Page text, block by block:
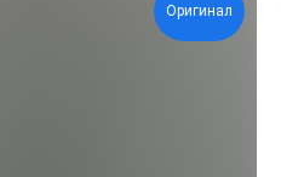
Оригинал